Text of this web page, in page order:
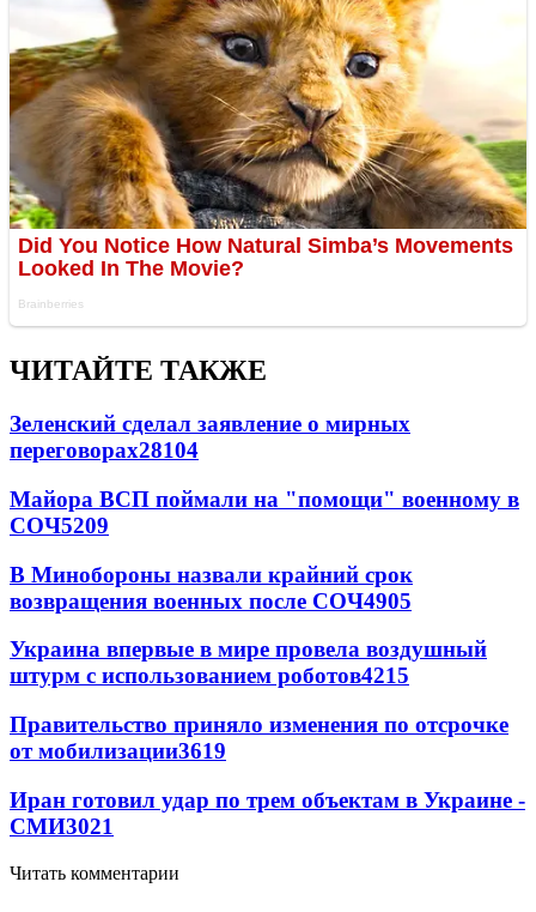
ЧИТАЙТЕ ТАКЖЕ
Зеленский сделал заявление о мирных
переговорах28104
Майора ВСП поймали на "помощи" военному в
СОЧ5209
В Минобороны назвали крайний срок
возвращения военных после СОЧ4905
Украина впервые в мире провела воздушный
штурм с использованием роботов4215
Правительство приняло изменения по отсрочке
от мобилизации3619
Иран готовил удар по трем объектам в Украине -
СМИ3021
Читать комментарии